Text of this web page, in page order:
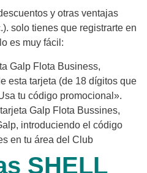
y otras ventajas
solo tienes que registrarte en
es muy fácil:
Galp Flota Business,
esta tarjeta (de 18 dígitos que
tu código promocional».
Galp Flota Bussines,
introduciendo el código
en tu área del Club
SHELL